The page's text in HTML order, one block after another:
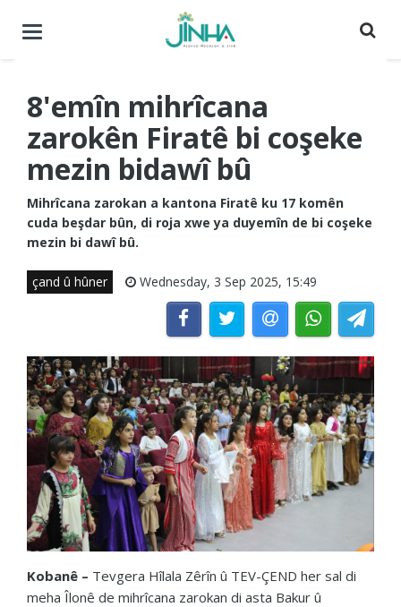
Menuyê
8'emîn mihrîcana
zarokên Firatê bi coşeke
mezin bidawî bû
Mihrîcana zarokan a kantona Firatê ku 17 komên
cuda beşdar bûn, di roja xwe ya duyemîn de bi coşeke
mezin bi dawî bû.
çand û hûner Wednesday, 3 Sep 2025, 15:49
Kobanê – Tevgera Hîlala Zêrîn û TEV-ÇEND her sal di
meha Îlonê de mihrîcana zarokan di asta Bakur û